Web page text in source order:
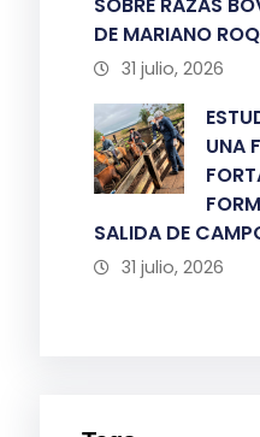
DE MARIANO
31 julio, 2026
UNA
SALIDA DE
31 julio, 2026